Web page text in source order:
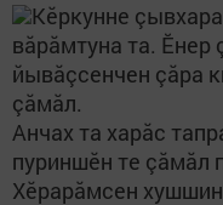
Кӗркунне
вăрăмтуна та. Ӗнер
йывăçсенчен çăра
çăмăл.
Анчах та харăс
пуриншӗн те çăмăл
Хӗрарăмсен